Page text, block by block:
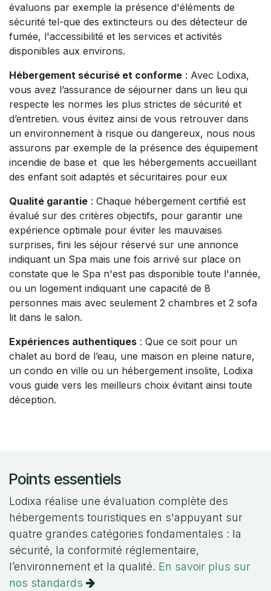
évaluons par exemple la présence d'éléments de
sécurité tel-que des extincteurs ou des détecteur de
fumée, l'accessibilité et les services et activités
disponibles aux environs.
Hébergement sécurisé et conforme : Avec Lodixa,
vous avez l’assurance de séjourner dans un lieu qui
respecte les normes les plus strictes de sécurité et
d’entretien. vous évitez ainsi de vous retrouver dans
un environnement à risque ou dangereux, nous nous
assurons par exemple de la présence des équipement
incendie de base et que les hébergements accueillant
des enfant soit adaptés et sécuritaires pour eux
Qualité garantie : Chaque hébergement certifié est
évalué sur des critères objectifs, pour garantir une
expérience optimale pour éviter les mauvaises
surprises, fini les séjour réservé sur une annonce
indiquant un Spa mais une fois arrivé sur place on
constate que le Spa n'est pas disponible toute l'année,
ou un logement indiquant une capacité de 8
personnes mais avec seulement 2 chambres et 2 sofa
lit dans le salon.
Expériences authentiques : Que ce soit pour un
chalet au bord de l’eau, une maison en pleine nature,
un condo en ville ou un hébergement insolite, Lodixa
vous guide vers les meilleurs choix évitant ainsi toute
déception.
Points essentiels
Lodixa réalise une évaluation complète des
hébergements touristiques en s'appuyant sur
quatre grandes catégories fondamentales : la
sécurité, la conformité réglementaire,
l’environnement et la qualité. En savoir plus sur
nos standards